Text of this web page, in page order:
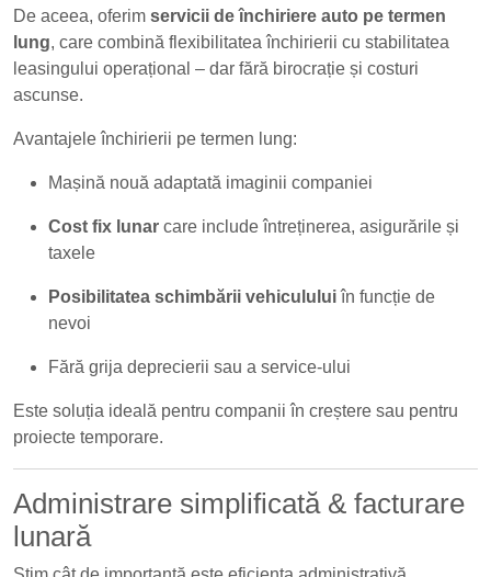
De aceea, oferim servicii de închiriere auto pe termen
lung, care combină flexibilitatea închirierii cu stabilitatea
leasingului operațional – dar fără birocrație și costuri
ascunse.
Avantajele închirierii pe termen lung:
Mașină nouă adaptată imaginii companiei
Cost fix lunar care include întreținerea, asigurările și
taxele
Posibilitatea schimbării vehicululuiîn funcție de
nevoi
Fără grija deprecierii sau a service-ului
Este soluția ideală pentru companii în creștere sau pentru
proiecte temporare.
Administrare simplificată & facturare
lunară